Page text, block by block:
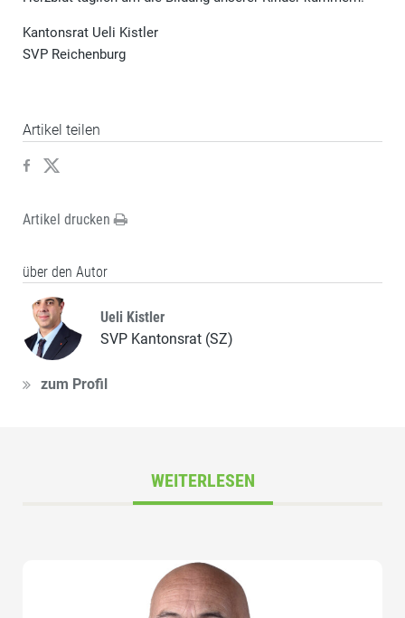
Kantonsrat Ueli Kistler
SVP Reichenburg
Artikel teilen
Artikel drucken
über den Autor
Ueli Kistler
SVP Kantonsrat (SZ)
zum Profil
WEITERLESEN